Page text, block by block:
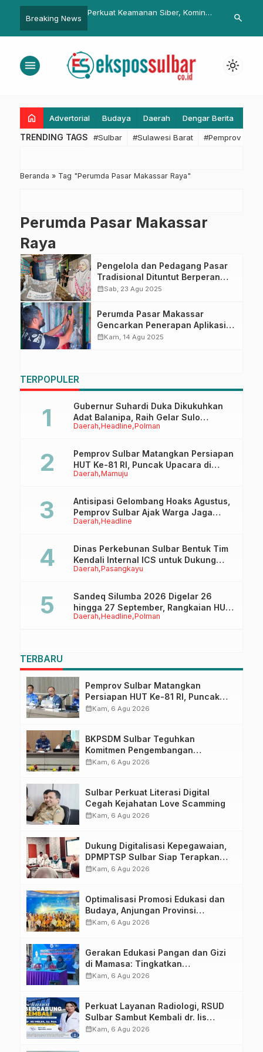
Breaking News
Tata Kelola
Pembangunan
Perkuat Keamanan Siber, Kominfo
di Kabupaten
Dorong
Publik Biro
search
menu light_mode
home Advertorial Budaya Daerah Dengar Berita
TRENDING TAGS #Sulbar #Sulawesi Barat #Pemprov
Beranda » Tag "Perumda Pasar Makassar Raya"
Perumda Pasar Makassar
Raya
Pengelola dan Pedagang Pasar
Tradisional Dituntut Berperan
Maksimalkan Pengelolaan
calendar_monthSab, 23 Agu 2025
Perumda Pasar Makassar
Gencarkan Penerapan Aplikasi
Siaga Cegah Kebocoran
calendar_monthKam, 14 Agu 2025
TERPOPULER
Daerah Headline Polman
Gubernur Suhardi Duka Dikukuhkan
Adat Balanipa, Raih Gelar Sulo
Tappidena
Daerah Mamuju
Pemprov Sulbar Matangkan Persiapan
HUT Ke-81 RI, Puncak Upacara di
Lapangan Ahmad Kirang
Daerah Headline
Antisipasi Gelombang Hoaks Agustus,
Pemprov Sulbar Ajak Warga Jaga
Ruang Digital
Daerah Pasangkayu
Dinas Perkebunan Sulbar Bentuk Tim
Kendali Internal ICS untuk Dukung
Sertifikasi ISPO Pekebun di
Daerah Headline Polman
Sandeq Silumba 2026 Digelar 26
hingga 27 September, Rangkaian HUT
Sulbar
TERBARU
Pemprov Sulbar Matangkan
Persiapan HUT Ke-81 RI, Puncak
Upacara di Lapangan Ahmad
calendar_monthKam, 6 Agu 2026
BKPSDM Sulbar Teguhkan
Komitmen Pengembangan
Kompetensi ASN melalui
calendar_monthKam, 6 Agu 2026
Sulbar Perkuat Literasi Digital
Cegah Kejahatan Love Scamming
calendar_monthKam, 6 Agu 2026
Dukung Digitalisasi Kepegawaian,
DPMPTSP Sulbar Siap Terapkan
Aplikasi FLEKSI ASN
calendar_monthKam, 6 Agu 2026
Optimalisasi Promosi Edukasi dan
Budaya, Anjungan Provinsi
Sulawesi Barat Perkuat Kolaborasi
calendar_monthKam, 6 Agu 2026
Gerakan Edukasi Pangan dan Gizi
di Mamasa: Tingkatkan
Pengetahuan dan Keterampilan
calendar_monthKam, 6 Agu 2026
Perkuat Layanan Radiologi, RSUD
Sulbar Sambut Kembali dr. Iis
Imelda, Sp.Rad
calendar_monthKam, 6 Agu 2026